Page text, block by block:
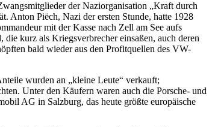
der Naziorganisation „Kraft durch
Anton Piëch, Nazi der ersten Stunde, hatte 1928
mit der Kasse nach Zell am See aufs
kurz als Kriegsverbrecher einsaßen, auch deren
bald wieder aus den Profitquellen des VW-
wurden an „kleine Leute“ verkauft;
Unter den Käufern waren auch die Porsche- und
AG in Salzburg, das heute größte europäische